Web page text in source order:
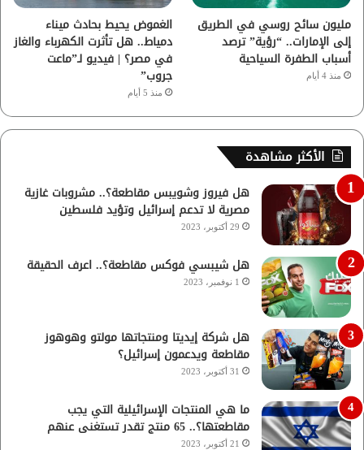
مليون سائح روسي في الطريق
إلى الإمارات.. “رؤية” ترصد
أسباب الطفرة السياحية
منذ 4 أيام
الغموض يحيط بحادث ميناء
دمياط.. هل تأثرت الكهرباء والغاز
في مصر؟ | فيديو لـ”ماعت
جروب”
منذ 5 أيام
الأكثر مشاهدة
هل فيروز وشويبس مقاطعة؟.. مشروبات غازية
مصرية لا تدعم إسرائيل وتؤيد فلسطين
29 أكتوبر، 2023
هل شيبسي فوكس مقاطعة؟.. اعرف الحقيقة
1 نوفمبر، 2023
هل شركة إيديتا ومنتجاتها مولتو وهوهوز
مقاطعة ويدعمون إسرائيل؟
31 أكتوبر، 2023
ما هي المنتجات الإسرائيلية التي يجب
مقاطعتها؟.. 65 منتج تقدر تستغنى عنهم
21 أكتوبر، 2023